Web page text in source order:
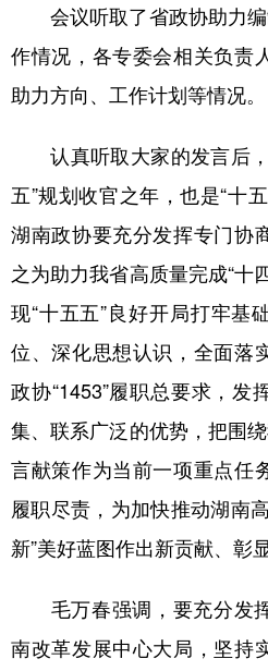
会议听取了省政协助力编
作情况，各专委会相关负责
助力方向、工作计划等情况。
认真听取大家的发言后，
五”规划收官之年，也是“十
湖南政协要充分发挥专门协
之为助力我省高质量完成“十
现“十五五”良好开局打牢基
位、深化思想认识，全面落
政协“1453”履职总要求，发
集、联系广泛的优势，把围
言献策作为当前一项重点任
履职尽责，为加快推动湖南
新”美好蓝图作出新贡献、彰
毛万春强调，要充分发
南改革发展中心大局，坚持